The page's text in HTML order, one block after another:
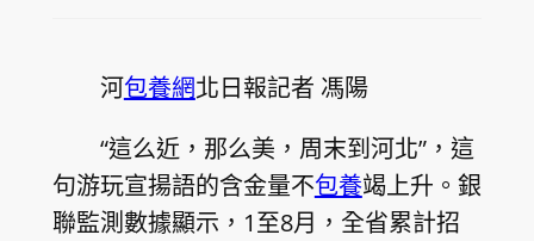
河包養網北日報記者 馮陽
“這么近，那么美，周末到河北”，這
句游玩宣揚語的含金量不包養竭上升。銀
聯監測數據顯示，1至8月，全省累計招